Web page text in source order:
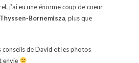
j’ai eu une énorme coup de coeur
Bornemisza, plus que
conseils de David et les photos
envie